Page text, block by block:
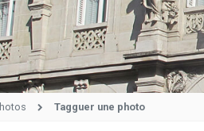
Tagguer une photo